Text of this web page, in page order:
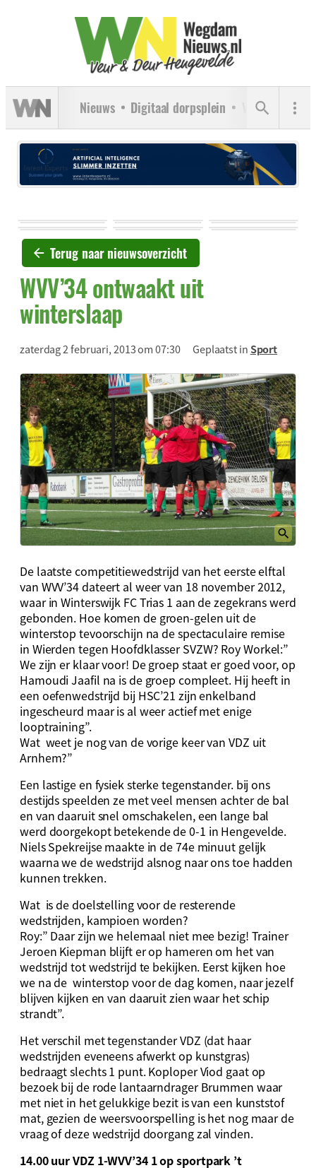
Nieuws Digitaal dorpsplein Verenigingen
Terug naar nieuwsoverzicht
WVV’34 ontwaakt uit
winterslaap
zaterdag 2 februari, 2013 om 07:30 Geplaatst inSport
De laatste competitiewedstrijd van het eerste elftal
van WVV’34 dateert al weer van 18 november 2012,
waar in Winterswijk FC Trias 1 aan de zegekrans werd
gebonden. Hoe komen de groen-gelen uit de
winterstop tevoorschijn na de spectaculaire remise
in Wierden tegen Hoofdklasser SVZW? Roy Workel:”
We zijn er klaar voor! De groep staat er goed voor, op
Hamoudi Jaafil na is de groep compleet. Hij heeft in
een oefenwedstrijd bij HSC’21 zijn enkelband
ingescheurd maar is al weer actief met enige
looptraining”.
Wat weet je nog van de vorige keer van VDZ uit
Arnhem?”
Een lastige en fysiek sterke tegenstander. bij ons
destijds speelden ze met veel mensen achter de bal
en van daaruit snel omschakelen, een lange bal
werd doorgekopt betekende de 0-1 in Hengevelde.
Niels Spekreijse maakte in de 74e minuut gelijk
waarna we de wedstrijd alsnog naar ons toe hadden
kunnen trekken.
Wat is de doelstelling voor de resterende
wedstrijden, kampioen worden?
Roy:” Daar zijn we helemaal niet mee bezig! Trainer
Jeroen Kiepman blijft er op hameren om het van
wedstrijd tot wedstrijd te bekijken. Eerst kijken hoe
we na de winterstop voor de dag komen, naar jezelf
blijven kijken en van daaruit zien waar het schip
strandt”.
Het verschil met tegenstander VDZ (dat haar
wedstrijden eveneens afwerkt op kunstgras)
bedraagt slechts 1 punt. Koploper Viod gaat op
bezoek bij de rode lantaarndrager Brummen waar
met niet in het gelukkige bezit is van een kunststof
mat, gezien de weersvoorspelling is het nog maar de
vraag of deze wedstrijd doorgang zal vinden.
14.00 uur VDZ 1-WVV’34 1 op sportpark ’t